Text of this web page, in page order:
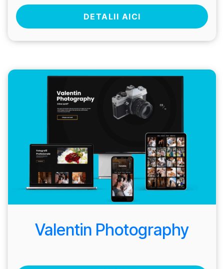
DETALII AICI
Valentin Photography